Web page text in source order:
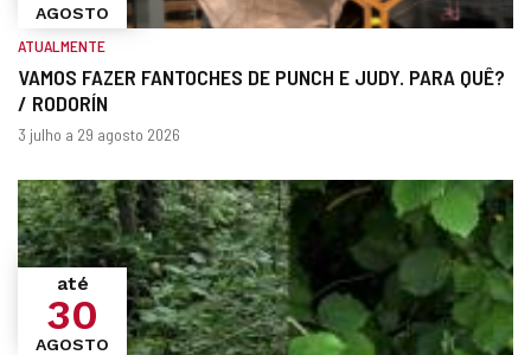
VAMOS FAZER FANTOCHES DE PUNCH E JUDY. PARA QUÊ?
/ RODORÍN
AGOSTO
Quando?
ATUALMENTE
datas
3 julho a 29 agosto 2026
até
30
AGOSTO